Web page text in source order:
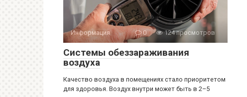
Информация 0 124 просмотров
Системы обеззараживания
воздуха
Качество воздуха в помещениях стало приоритетом
для здоровья. Воздух внутри может быть в 2–5